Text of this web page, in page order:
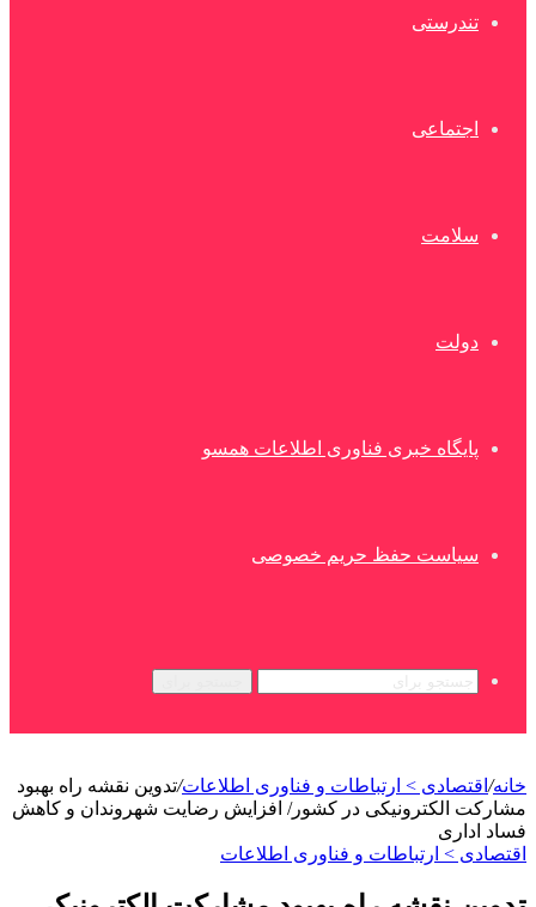
تندرستی
اجتماعی
سلامت
دولت
پایگاه خبری فناوری اطلاعات همسو
سیاست حفظ حریم خصوصی
خانه/ اقتصادی > ارتباطات و فناوری اطلاعات/تدوین نقشه راه بهبود
مشارکت الکترونیکی در کشور/ افزایش رضایت‌ شهروندان و کاهش
فساد اداری
اقتصادی > ارتباطات و فناوری اطلاعات